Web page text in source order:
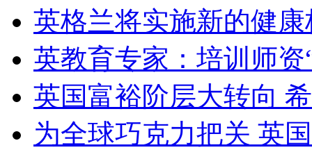
英格兰将实施新的健
英教育专家：培训师资
英国富裕阶层大转向
为全球巧克力把关 英